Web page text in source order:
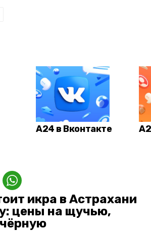
А24 в Вконтакте
икра в Астрахани
цены на щучью,